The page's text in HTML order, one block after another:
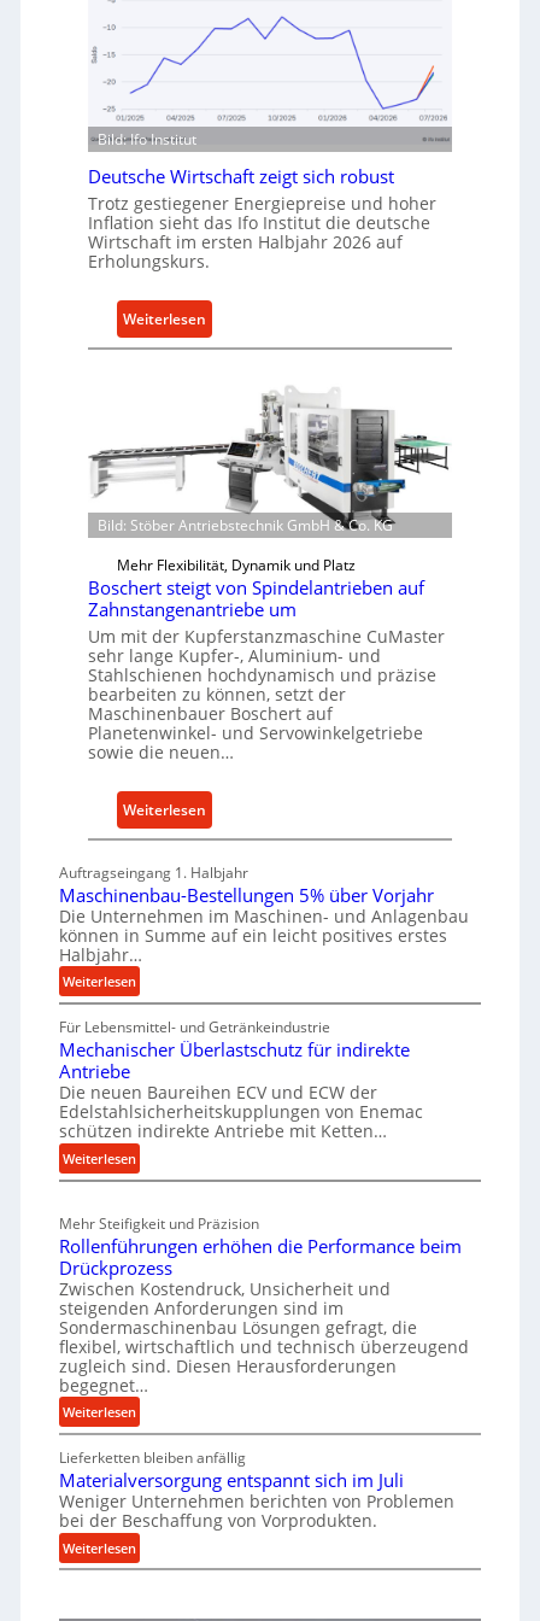
I
t
i
e
-
E
r
s
t
l
n
e
n
d
ü
r
n
a
c
h
a
l
t
W
k
z
e
u
g
b
a
u
p
r
z
e
e
Bild: Ifo Institut
Deutsche Wirtschaft zeigt sich robust
Trotz gestiegener Energiepreise und hoher
Inflation sieht das Ifo Institut die deutsche
Wirtschaft im ersten Halbjahr 2026 auf
Erholungskurs.
Weiterlesen:
D
s
e
i
r
t
s
c
h
a
f
z
e
g
t
s
h
r
o
u
s
Bild: Stöber Antriebstechnik GmbH & Co. KG
Mehr Flexibilität, Dynamik und Platz
Boschert steigt von Spindelantrieben auf
Zahnstangenantriebe um
Um mit der Kupferstanzmaschine CuMaster
sehr lange Kupfer-, Aluminium- und
Stahlschienen hochdynamisch und präzise
bearbeiten zu können, setzt der
Maschinenbauer Boschert auf
Planetenwinkel- und Servowinkelgetriebe
sowie die neuen…
Weiterlesen:
B
s
c
h
t
s
t
e
i
g
v
o
n
p
i
n
d
a
n
t
r
e
Auftragseingang 1. Halbjahr
Maschinenbau-Bestellungen 5% über Vorjahr
Die Unternehmen im Maschinen- und Anlagenbau
können in Summe auf ein leicht positives erstes
Halbjahr…
Weiterlesen:
M
a
s
h
i
n
e
n
a
u
-
B
e
s
t
e
l
l
u
n
g
e
n
5
Für Lebensmittel- und Getränkeindustrie
Mechanischer Überlastschutz für indirekte
Antriebe
Die neuen Baureihen ECV und ECW der
Edelstahlsicherheitskupplungen von Enemac
schützen indirekte Antriebe mit Ketten…
Weiterlesen:
M
c
h
a
n
i
s
c
h
e
r
Ü
b
e
r
l
a
t
Mehr Steifigkeit und Präzision
Rollenführungen erhöhen die Performance beim
Drückprozess
Zwischen Kostendruck, Unsicherheit und
steigenden Anforderungen sind im
Sondermaschinenbau Lösungen gefragt, die
flexibel, wirtschaftlich und technisch überzeugend
zugleich sind. Diesen Herausforderungen
begegnet…
Weiterlesen:
R
o
l
l
e
n
f
h
Lieferketten bleiben anfällig
Materialversorgung entspannt sich im Juli
Weniger Unternehmen berichten von Problemen
bei der Beschaffung von Vorprodukten.
Weiterlesen:
M
t